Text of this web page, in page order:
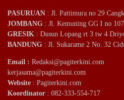
PASURUAN : Jl. Pattimura no 29
JOMBANG : Jl. Kemuning GG I no
GRESIK : Dusun Lopang rt 3 tw 4
BANDUNG : Jl. Sukarame 2 No. 32
Email : Redaksi@pagiterkini.com
kerjasama@pagiterkini.com
Website : Pagiterkini.com
Koordinator : 082-333-554-717